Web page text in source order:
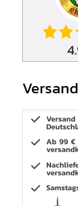
Versand